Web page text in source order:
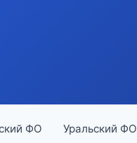
ФО Уральский ФО